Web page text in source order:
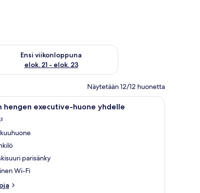
- elok. 16
Ensi viikonloppuna
elok. 21 - elok. 23
ensi viikonlopun saatavuus elok. 21 - elok. 23
Näytetään 12/12 huonetta
sängyn yläpuolella oleva taulu ja seinään kiinnitetyt lamput.
Siististi pedattu sänky, jossa on valkoiset
hengen executive-huone yhdelle
parisänky
Wi-Fi